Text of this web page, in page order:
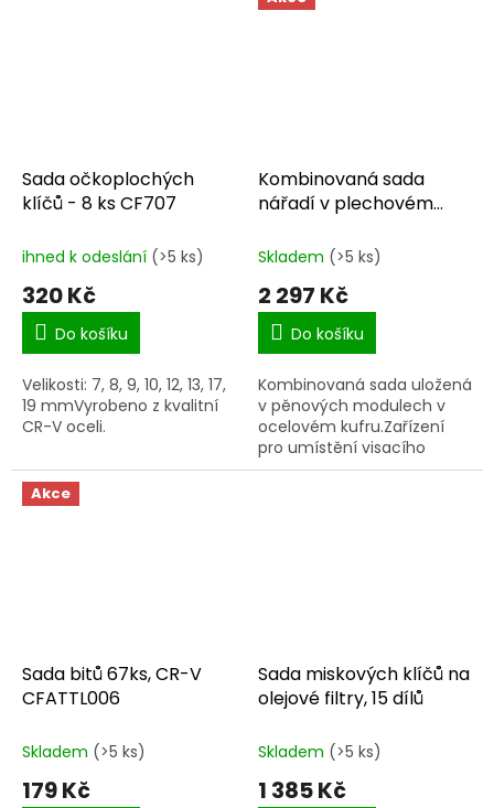
Sada očkoplochých
klíčů - 8 ks CF707
ihned k odeslání (>5 ks)
320 Kč
Do košíku
Velikosti: 7, 8, 9, 10, 12, 13, 17,
19 mmVyrobeno z kvalitní
CR-V oceli.
Kombinovaná sada
nářadí v plechovém
Skladem (>5 ks)
2 297 Kč
Do košíku
Kombinovaná sada uložená
v pěnových modulech v
ocelovém kufru.Zařízení
pro umístění visacího
zámku (zámek není
Akce
Sada bitů 67ks, CR-V
CFATTL006
Skladem (>5 ks)
179 Kč
Sada miskových klíčů na
olejové filtry, 15 dílů
Skladem (>5 ks)
1 385 Kč